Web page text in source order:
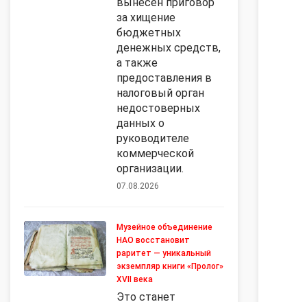
за хищение
бюджетных
денежных средств,
а также
предоставления в
налоговый орган
недостоверных
данных о
руководителе
коммерческой
организации.
07.08.2026
Музейное объединение
НАО восстановит
раритет — уникальный
экземпляр книги «Пролог»
XVII века
Это станет